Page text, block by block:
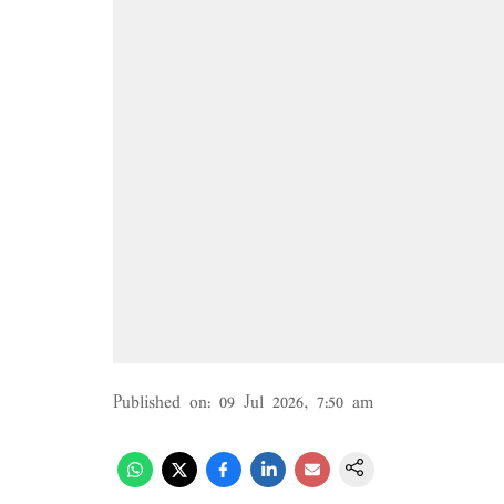
Published on: 09 Jul 2026, 7:50 am